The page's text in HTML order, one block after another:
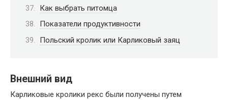
Как выбрать питомца
Показатели продуктивности
Польский кролик или Карликовый заяц
Внешний вид
Карликовые кролики рекс были получены путем